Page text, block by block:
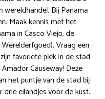
Bij Panama
Maak kennis met het
in Casco Viejo, de
Vraag een
favoriete plek in de stad
Causeway! Deze
het puntje van de stad bij
eilandjes voor de kust.